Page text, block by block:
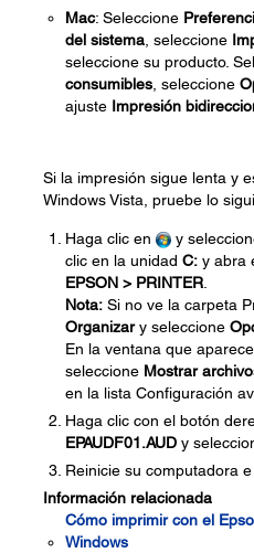
Mac: Seleccione
del sistema , seleccione
seleccione su producto.
consumibles , seleccione
ajuste Impresión
Si la impresión sigue lenta y
Windows Vista, pruebe lo
Haga clic en y
clic en la unidad C: y abra
EPSON > PRINTER
Nota: Si no ve la carpeta
Organizary seleccione
En la ventana que
seleccione Mostrar
en la lista Configuración
Haga clic con el botón
EPAUDF01.AUD y
Reinicie su computadora
Información relacionada
Cómo imprimir con el
Windows